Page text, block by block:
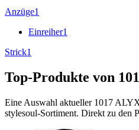
Anzüge1
Einreiher1
Strick1
Top-Produkte von
Eine Auswahl aktueller 1017
stylesoul-Sortiment. Direkt zu den